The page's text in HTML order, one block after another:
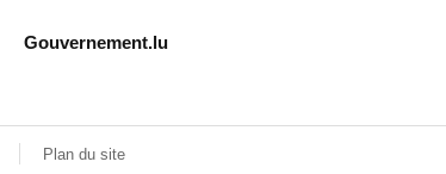
Gouvernement.lu
Plan du site